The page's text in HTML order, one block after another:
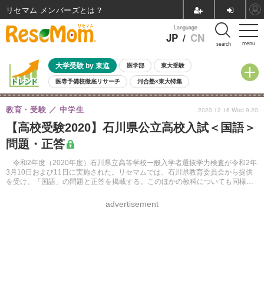
menu
Language
JP / CN search
大学受験 by 東進 医学部 東大受験
医専予備校徹底リサーチ 河合塾×東大特集
親子で考える大学選び 高校受験 中学受験 小学校受験
共通テスト 夏休み
8月開催イベント・WS 全国公立高校 過去問 人気記事
自由研究教材（小学生向け）
【高校受験2020】石川県公立高校入試＜国語＞
問題・正答
令和2年度（2020年度）石川県立高等学校一般入学者選抜学力検査が令和2年
3月10日および11日に実施された。リセマムでは、石川県教育委員会から提供
を受け、「国語」の問題と正答を掲載する。このほかの教科についても同様に
教育・受験 中学生
advertisement
2020.12.16 Wed 9:20
リセマム メンバーズ